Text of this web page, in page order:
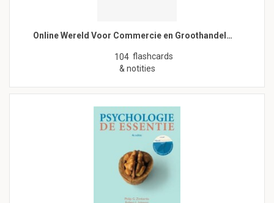
Online Wereld Voor Commercie en Groothandel…
104 flashcards
& notities